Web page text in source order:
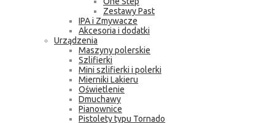
Zestawy Past
IPA i Zmywacze
Akcesoria i dodatki
Urządzenia
Maszyny polerskie
Szlifierki
Mini szlifierki i polerki
Mierniki Lakieru
Oświetlenie
Dmuchawy
Pianownice
Pistolety typu Tornado